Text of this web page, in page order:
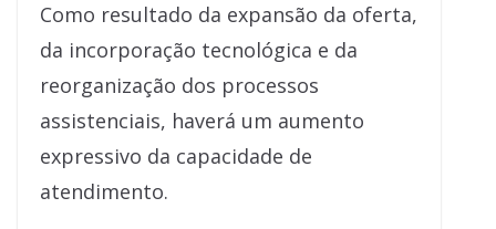
Como resultado da expansão da oferta,
da incorporação tecnológica e da
reorganização dos processos
assistenciais, haverá um aumento
expressivo da capacidade de
atendimento.